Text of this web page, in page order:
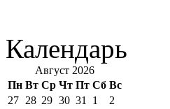
Календарь
Август 2026
Пн Вт Ср Чт Пт Сб Вс
27 28 29 30 31 1
2